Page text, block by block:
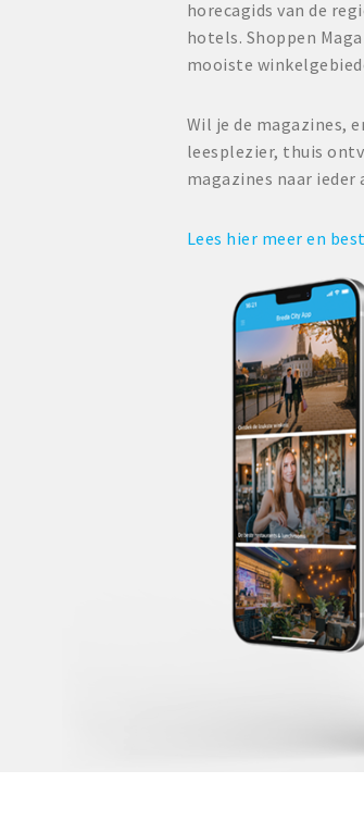
horecagids van de
hotels. Shoppen
mooiste
Wil je de magazines,
leesplezier, thuis
magazines naar ieder
Lees hier meer en